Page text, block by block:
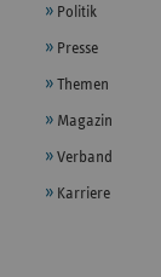
Politik
Presse
Themen
Magazin
Verband
Karriere